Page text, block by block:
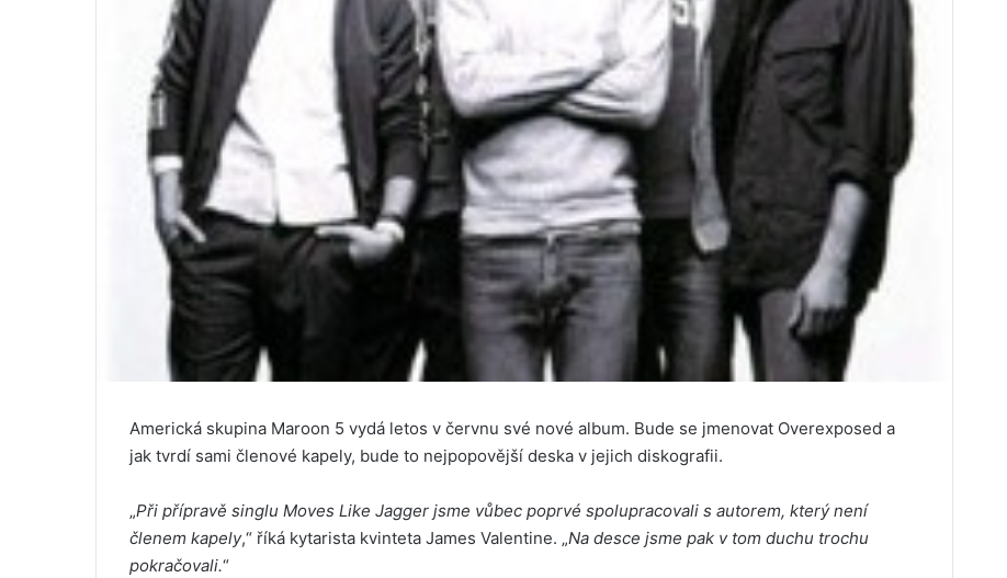
Americká skupina Maroon 5 vydá letos v červnu své nové album. Bude se jmenovat Overexposed a
jak tvrdí sami členové kapely, bude to nejpopovější deska v jejich diskografii.
„Při přípravě singlu Moves Like Jagger jsme vůbec poprvé spolupracovali s autorem, který není
členem kapely,“ říká kytarista kvinteta James Valentine. „Na desce jsme pak v tom duchu trochu
pokračovali.“